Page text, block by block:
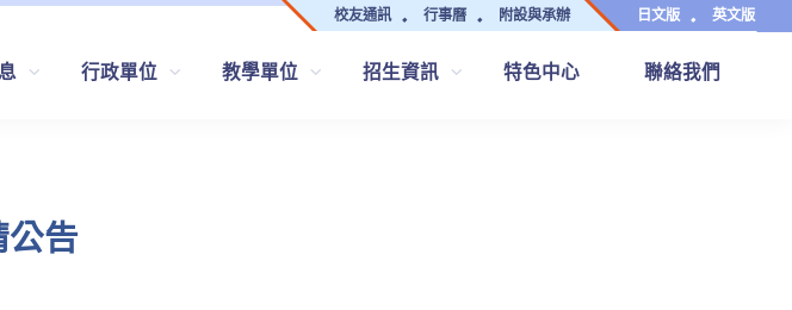
校友通訊 行事曆 附設與承辦 日文版 英文版
行政單位 教學單位 招生資訊 特色中心 聯絡我們
公告